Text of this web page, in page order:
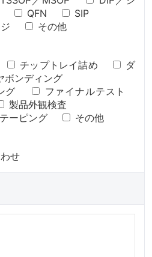
QFN
SIP
ジ
その他
チップトレイ詰め
ダ
ボンディング
グ
ファイナルテスト
製品外観検査
テーピング その他
せ